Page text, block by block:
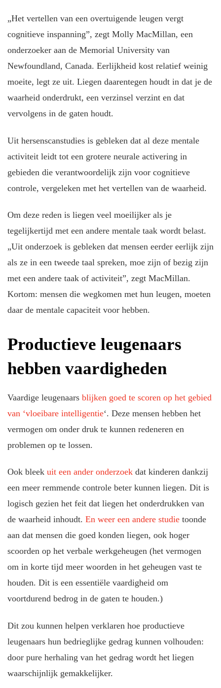
„Het vertellen van een overtuigende leugen vergt
cognitieve inspanning”, zegt Molly MacMillan, een
onderzoeker aan de Memorial University van
Newfoundland, Canada. Eerlijkheid kost relatief weinig
moeite, legt ze uit. Liegen daarentegen houdt in dat je de
waarheid onderdrukt, een verzinsel verzint en dat
vervolgens in de gaten houdt.
Uit hersenscanstudies is gebleken dat al deze mentale
activiteit leidt tot een grotere neurale activering in
gebieden die verantwoordelijk zijn voor cognitieve
controle, vergeleken met het vertellen van de waarheid.
Om deze reden is liegen veel moeilijker als je
tegelijkertijd met een andere mentale taak wordt belast.
„Uit onderzoek is gebleken dat mensen eerder eerlijk zijn
als ze in een tweede taal spreken, moe zijn of bezig zijn
met een andere taak of activiteit”, zegt MacMillan.
Kortom: mensen die wegkomen met hun leugen, moeten
daar de mentale capaciteit voor hebben.
Productieve leugenaars
hebben vaardigheden
Vaardige leugenaars blijken goed te scoren op het gebied
van ‘vloeibare intelligentie‘. Deze mensen hebben het
vermogen om onder druk te kunnen redeneren en
problemen op te lossen.
Ook bleek uit een ander onderzoekdat kinderen dankzij
een meer remmende controle beter kunnen liegen. Dit is
logisch gezien het feit dat liegen het onderdrukken van
de waarheid inhoudt. En weer een andere studietoonde
aan dat mensen die goed konden liegen, ook hoger
scoorden op het verbale werkgeheugen (het vermogen
om in korte tijd meer woorden in het geheugen vast te
houden. Dit is een essentiële vaardigheid om
voortdurend bedrog in de gaten te houden.)
Dit zou kunnen helpen verklaren hoe productieve
leugenaars hun bedrieglijke gedrag kunnen volhouden:
door pure herhaling van het gedrag wordt het liegen
waarschijnlijk gemakkelijker.